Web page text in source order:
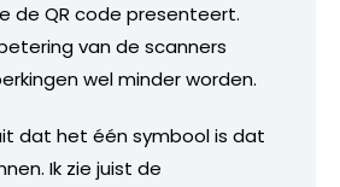
de QR code presenteert.
van de scanners
wel minder worden.
dat het één symbool is dat
Ik zie juist de